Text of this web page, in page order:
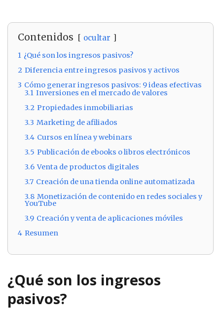
Contenidos ocultar
1 ¿Qué son los ingresos pasivos?
2 Diferencia entre ingresos pasivos y activos
3 Cómo generar ingresos pasivos: 9 ideas efectivas
3.1 Inversiones en el mercado de valores
3.2 Propiedades inmobiliarias
3.3 Marketing de afiliados
3.4 Cursos en línea y webinars
3.5 Publicación de ebooks o libros electrónicos
3.6 Venta de productos digitales
3.7 Creación de una tienda online automatizada
3.8 Monetización de contenido en redes sociales y
YouTube
3.9 Creación y venta de aplicaciones móviles
4 Resumen
¿Qué son los ingresos
pasivos?